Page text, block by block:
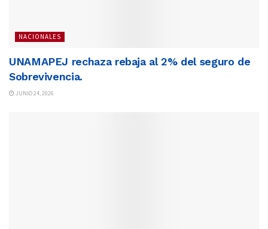
NACIONALES
UNAMAPEJ rechaza rebaja al 2% del seguro de
Sobrevivencia.
JUNIO 24, 2026